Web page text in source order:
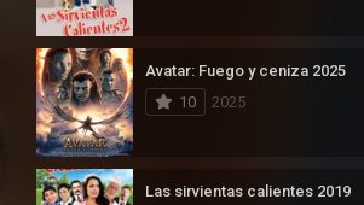
Avatar: Fuego y ceniza 2025
10
2025
Las sirvientas calientes 2019